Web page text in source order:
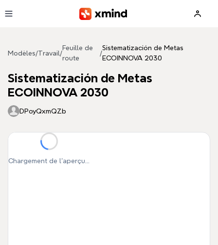
Modèles/Travail /
Feuille de
route
/
Sistematización de Metas
ECOINNOVA 2030
Sistematización de Metas
ECOINNOVA 2030
DPoyQxmQZb
Chargement de l'aperçu...